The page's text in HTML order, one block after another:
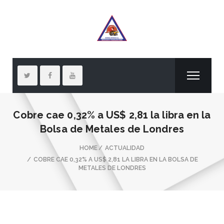
Cobre cae 0,32% a US$ 2,81 la libra en la
Bolsa de Metales de Londres
HOME
ACTUALIDAD
COBRE CAE 0,32% A US$ 2,81 LA LIBRA EN LA BOLSA DE
METALES DE LONDRES